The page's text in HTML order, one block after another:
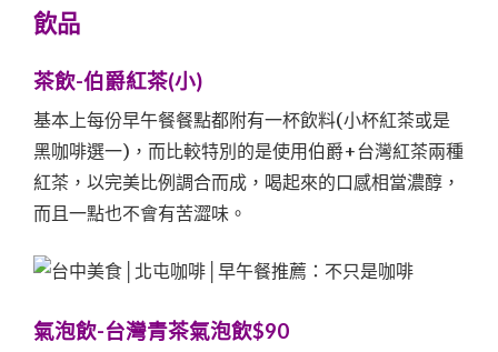
飲品
茶飲-伯爵紅茶(小)
基本上每份早午餐餐點都附有一杯飲料(小杯紅茶或是
黑咖啡選一)，而比較特別的是使用伯爵+台灣紅茶兩種
紅茶，以完美比例調合而成，喝起來的口感相當濃醇，
而且一點也不會有苦澀味。
氣泡飲-台灣青茶氣泡飲$90